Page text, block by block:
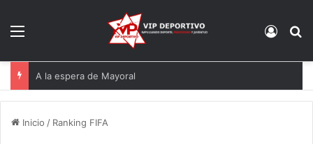
A la espera de Mayoral
Inicio / Ranking FIFA